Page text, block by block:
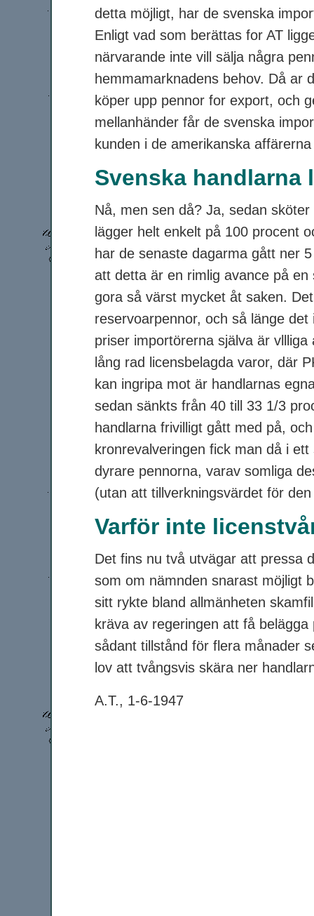
detta möjligt, har de svenska
Enligt vad som berättas for AT
närvarande inte vill sälja några
hemmamarknadens behov. Då ar
köper upp pennor for export, och
mellanhänder får de svenska
kunden i de amerikanska
Svenska handlarna
Nå, men sen då? Ja, sedan
lägger helt enkelt på 100 procent
har de senaste dagarma gått ner
att detta är en rimlig avance på
gora så värst mycket åt saken.
reservoarpennor, och så länge
priser importörerna själva är
lång rad licensbelagda varor, där
kan ingripa mot är handlarnas
sedan sänkts från 40 till 33 1/3
handlarna frivilligt gått med på,
kronrevalveringen fick man då i
dyrare pennorna, varav somliga
(utan att tillverkningsvärdet för
Varför inte
Det fins nu två utvägar att pressa
som om nämnden snarast möjligt
sitt rykte bland allmänheten
kräva av regeringen att få
sådant tillstånd för flera månader
lov att tvångsvis skära ner
A.T., 1-6-1947